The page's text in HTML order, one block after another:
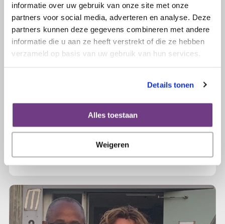
informatie over uw gebruik van onze site met onze
partners voor social media, adverteren en analyse. Deze
partners kunnen deze gegevens combineren met andere
informatie die u aan ze heeft verstrekt of die ze hebben
verzameld op basis van uw gebruik van hun services.
Details tonen
Alles toestaan
Weigeren
15 augustus 2021
Buddy: een win-win situatie